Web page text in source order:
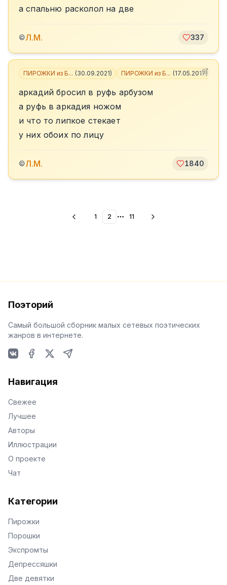
а спальню расколол на две
©Л.М. 337
ПИРОЖКИ из Б... (30.09.2021) ПИРОЖКИ из Б... (17.05.2017)
аркадий бросил в руфь арбузом
а руфь в аркадия ножом
и что то липкое стекает
у них обоих по лицу
©Л.М. 1840
1 2 More pages
11
Поэторий
Самый большой сборник малых сетевых поэтических
жанров в интернете.
Навигация
Свежее
Лучшее
Авторы
Иллюстрации
О проекте
Чат
Категории
Пирожки
Порошки
Экспромты
Депрессяшки
Две девятки